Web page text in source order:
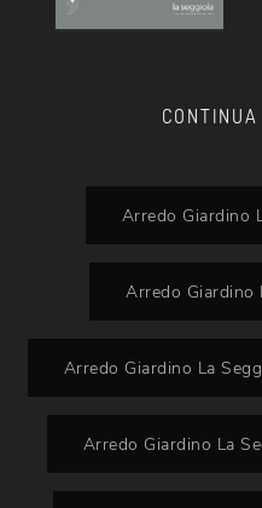
Arredo Giardino
Arredo Giardino
Arredo Giardino La
Arredo Giardino La